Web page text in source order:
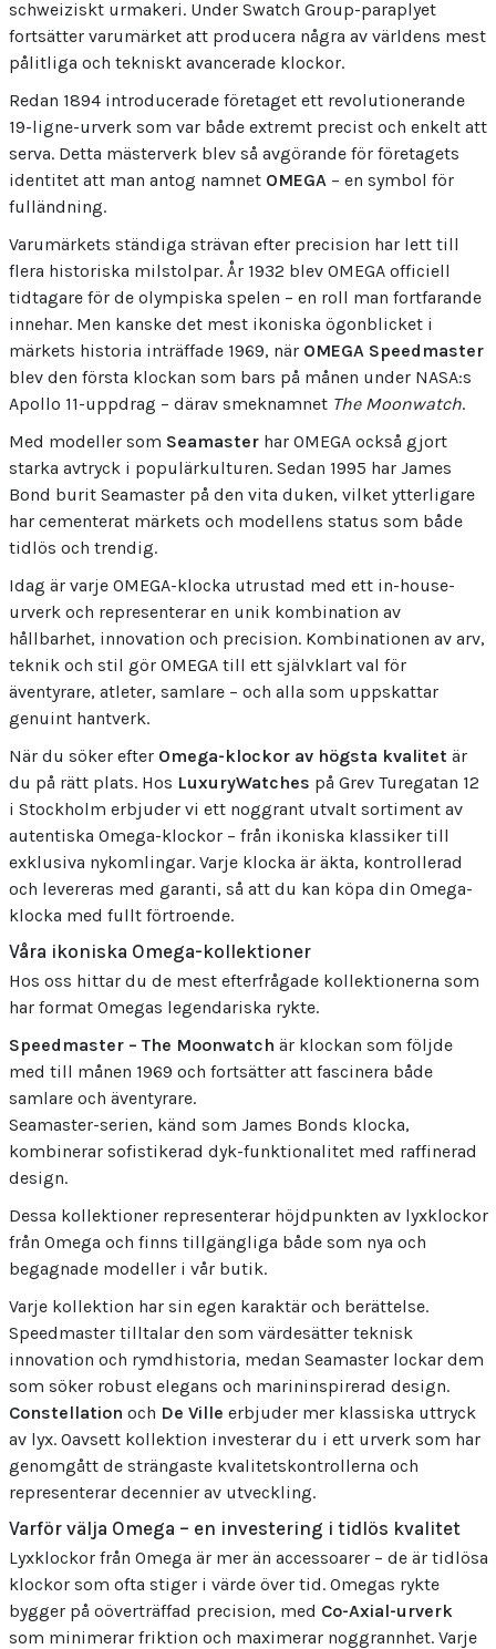
schweiziskt urmakeri. Under Swatch Group-paraplyet
fortsätter varumärket att producera några av världens mest
pålitliga och tekniskt avancerade klockor.
Redan 1894 introducerade företaget ett revolutionerande
19-ligne-urverk som var både extremt precist och enkelt att
serva. Detta mästerverk blev så avgörande för företagets
identitet att man antog namnet OMEGA– en symbol för
fulländning.
Varumärkets ständiga strävan efter precision har lett till
flera historiska milstolpar. År 1932 blev OMEGA officiell
tidtagare för de olympiska spelen – en roll man fortfarande
innehar. Men kanske det mest ikoniska ögonblicket i
märkets historia inträffade 1969, när OMEGA Speedmaster
blev den första klockan som bars på månen under NASA:s
Apollo 11-uppdrag – därav smeknamnet The Moonwatch.
Med modeller som Seamasterhar OMEGA också gjort
starka avtryck i populärkulturen. Sedan 1995 har James
Bond burit Seamaster på den vita duken, vilket ytterligare
har cementerat märkets och modellens status som både
tidlös och trendig.
Idag är varje OMEGA-klocka utrustad med ett in-house-
urverk och representerar en unik kombination av
hållbarhet, innovation och precision. Kombinationen av arv,
teknik och stil gör OMEGA till ett självklart val för
äventyrare, atleter, samlare – och alla som uppskattar
genuint hantverk.
När du söker efter Omega-klockor av högsta kvalitet är
du på rätt plats. Hos LuxuryWatches på Grev Turegatan 12
i Stockholm erbjuder vi ett noggrant utvalt sortiment av
autentiska Omega-klockor – från ikoniska klassiker till
exklusiva nykomlingar. Varje klocka är äkta, kontrollerad
och levereras med garanti, så att du kan köpa din Omega-
klocka med fullt förtroende.
Våra ikoniska Omega-kollektioner
Hos oss hittar du de mest efterfrågade kollektionerna som
har format Omegas legendariska rykte.
Speedmaster – The Moonwatch är klockan som följde
med till månen 1969 och fortsätter att fascinera både
samlare och äventyrare.
Seamaster-serien, känd som James Bonds klocka,
kombinerar sofistikerad dyk-funktionalitet med raffinerad
design.
Dessa kollektioner representerar höjdpunkten av lyxklockor
från Omega och finns tillgängliga både som nya och
begagnade modeller i vår butik.
Varje kollektion har sin egen karaktär och berättelse.
Speedmaster tilltalar den som värdesätter teknisk
innovation och rymdhistoria, medan Seamaster lockar dem
som söker robust elegans och marininspirerad design.
Constellation och De Ville erbjuder mer klassiska uttryck
av lyx. Oavsett kollektion investerar du i ett urverk som har
genomgått de strängaste kvalitetskontrollerna och
representerar decennier av utveckling.
Varför välja Omega – en investering i tidlös kvalitet
Lyxklockor från Omega är mer än accessoarer – de är tidlösa
klockor som ofta stiger i värde över tid. Omegas rykte
bygger på oöverträffad precision, med Co-Axial-urverk
som minimerar friktion och maximerar noggrannhet. Varje